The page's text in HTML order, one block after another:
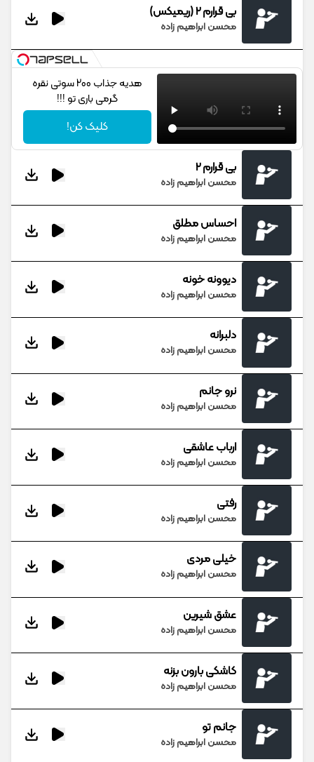
بی قرارم 2 (ریمیکس)
محسن ابراهیم زاده
هدیه جذاب 200 سوتی نقره
گرمی باری تو !!!
کلیک کن!
بی قرارم 2
محسن ابراهیم زاده
احساس مطلق
محسن ابراهیم زاده
دیوونه خونه
محسن ابراهیم زاده
دلبرانه
محسن ابراهیم زاده
نرو جانم
محسن ابراهیم زاده
ارباب عاشقی
محسن ابراهیم زاده
رفتی
محسن ابراهیم زاده
خیلی مردی
محسن ابراهیم زاده
عشق شیرین
محسن ابراهیم زاده
کاشکی بارون بزنه
محسن ابراهیم زاده
جانم تو
محسن ابراهیم زاده